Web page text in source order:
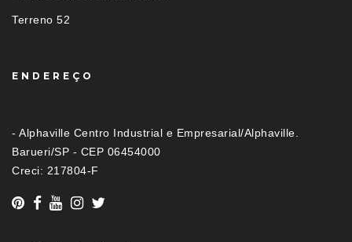
Terreno 52
ENDEREÇO
- Alphaville Centro Industrial e Empresarial/Alphaville.
Barueri/SP - CEP 06454000
Creci: 217804-F